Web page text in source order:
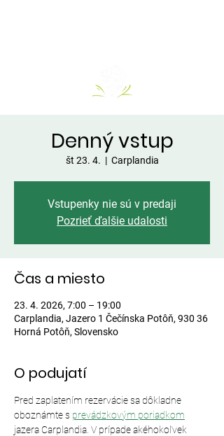
Denný vstup
št 23. 4.
  |
Carplandia
Vstupenky nie sú v predaji
Pozrieť ďalšie udalosti
Čas a miesto
23. 4. 2026, 7:00 – 19:00
Carplandia, Jazero 1 Čečínska Potôň, 930 36
Horná Potôň, Slovensko
O podujatí
Pred zaplatením rezervácie sa dôkladne
oboznámte s prevádzkovým poriadkom
jazera Carplandia. V prípade akéhokoľvek